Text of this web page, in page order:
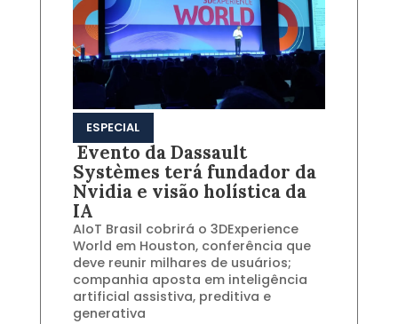
ESPECIAL
Evento da Dassault
Systèmes terá fundador da
Nvidia e visão holística da
IA
AIoT Brasil cobrirá o 3DExperience
World em Houston, conferência que
deve reunir milhares de usuários;
companhia aposta em inteligência
artificial assistiva, preditiva e
generativa